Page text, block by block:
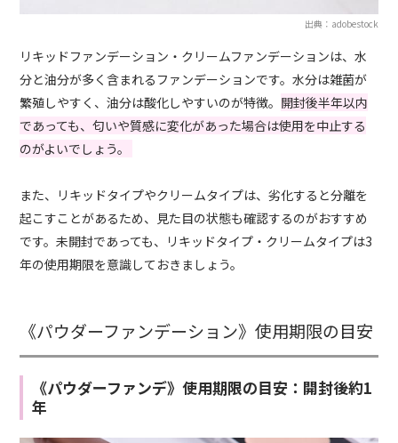
出典：adobestock
リキッドファンデーション・クリームファンデーションは、水
分と油分が多く含まれるファンデーションです。水分は雑菌が
繁殖しやすく、油分は酸化しやすいのが特徴。 開封後半年以内
であっても、匂いや質感に変化があった場合は使用を中止する
のがよいでしょう。
また、リキッドタイプやクリームタイプは、劣化すると分離を
起こすことがあるため、見た目の状態も確認するのがおすすめ
です。未開封であっても、リキッドタイプ・クリームタイプは3
年の使用期限を意識しておきましょう。
《パウダーファンデーション》使用期限の目安
《パウダーファンデ》使用期限の目安：開封後約1
年